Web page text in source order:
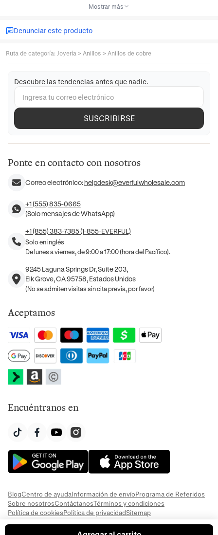
Mostrar más
Denunciar este producto
Ruta de categoría: Joyería > Anillos > Anillos de cobre
Descubre las tendencias antes que nadie.
SUSCRIBIRSE
Ponte en contacto con nosotros
Correo electrónico:helpdesk@everfulwholesale.com
+1 (555) 835-0665
(Solo mensajes de WhatsApp)
+1 (855) 383-7385 (1-855-EVERFUL)
Solo en inglés
De lunes a viernes, de 9:00 a 17:00 (hora del Pacífico).
9245 Laguna Springs Dr, Suite 203,
Elk Grove, CA 95758, Estados Unidos
(No se admiten visitas sin cita previa, por favor)
Aceptamos
Encuéntranos en
BlogCentro de ayudaInformación de envíoPrograma de Referidos
Sobre nosotrosContáctanosTérminos y condiciones
Política de cookiesPolítica de privacidadSitemap